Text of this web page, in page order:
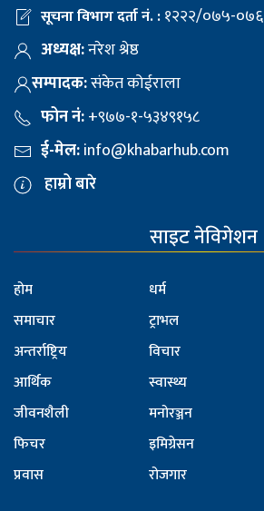
सूचना विभाग दर्ता नं. :१२२२/०७५-०७६
अध्यक्ष:नरेश श्रेष्ठ
सम्पादक:संकेत कोईराला
फोन नं:+९७७-१-५३४९१५८
ई-मेल:info@khabarhub.com
हाम्रो बारे
साइट नेविगेशन
होम
समाचार
अन्तर्राष्ट्रिय
आर्थिक
जीवनशैली
फिचर
प्रवास
धर्म
ट्राभल
विचार
स्वास्थ्य
मनोरञ्जन
इमिग्रेसन
रोजगार